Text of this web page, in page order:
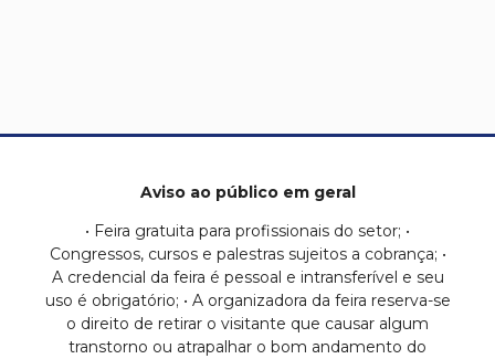
Aviso ao público em geral
• Feira gratuita para profissionais do setor; •
Congressos, cursos e palestras sujeitos a cobrança; •
A credencial da feira é pessoal e intransferível e seu
uso é obrigatório; • A organizadora da feira reserva-se
o direito de retirar o visitante que causar algum
transtorno ou atrapalhar o bom andamento do